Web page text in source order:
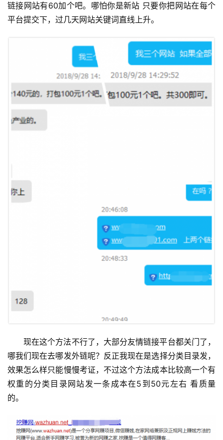
链接网站有60加个吧。哪怕你是新站 只要你把网站在每个
平台提交下，过几天网站关键词直线上升。
现在这个方法不行了，大部分友情链接平台都关门了，
哪我们现在去哪发外链呢？反正我现在是选择分类目录发，
效果怎么样只能慢慢考证，不过这个方法成本比较高一个有
权重的分类目录网站发一条成本在5到50元左右 看质量
的。